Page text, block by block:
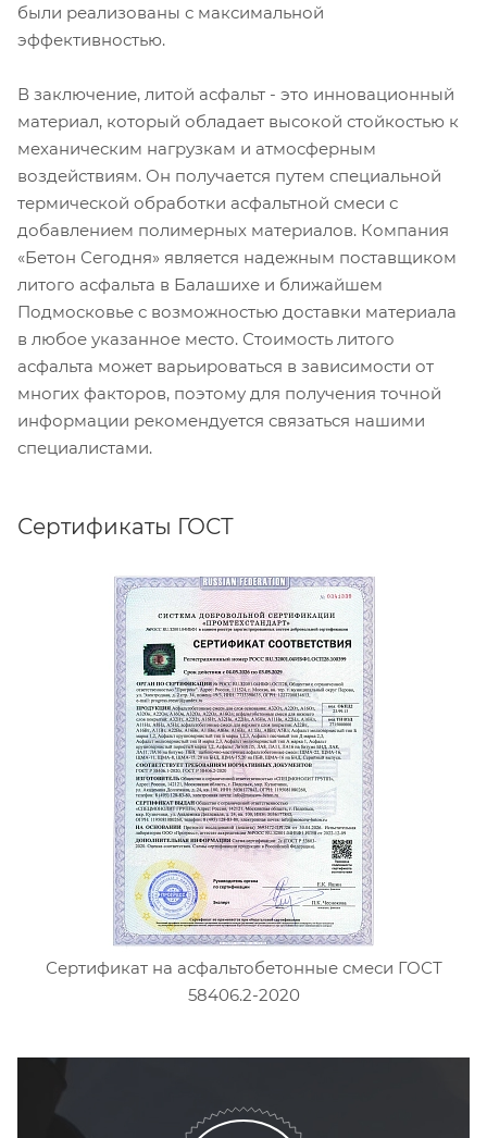
были реализованы с максимальной
эффективностью.
В заключение, литой асфальт - это инновационный
материал, который обладает высокой стойкостью к
механическим нагрузкам и атмосферным
воздействиям. Он получается путем специальной
термической обработки асфальтной смеси с
добавлением полимерных материалов. Компания
«Бетон Сегодня» является надежным поставщиком
литого асфальта в Балашихе и ближайшем
Подмосковье с возможностью доставки материала
в любое указанное место. Стоимость литого
асфальта может варьироваться в зависимости от
многих факторов, поэтому для получения точной
информации рекомендуется связаться нашими
специалистами.
Сертификаты ГОСТ
Сертификат на асфальтобетонные смеси ГОСТ
58406.2-2020